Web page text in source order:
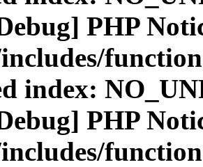
PHP
index:
PHP